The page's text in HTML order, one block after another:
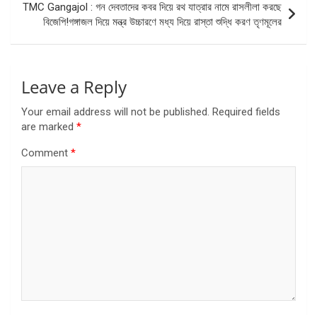
TMC Gangajol : গন দেবতাদের কবর দিয়ে রথ যাত্রার নামে রাসলীলা করছে
বিজেপি!গঙ্গাজল দিয়ে মন্ত্র উচ্চারণে মধ্য দিয়ে রাস্তা শুদ্ধি করণ তৃণমূলের
Leave a Reply
Your email address will not be published. Required fields
are marked *
Comment *